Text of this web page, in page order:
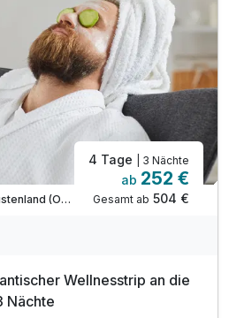
Barfuß-Kneipp-Pfad
Jahren = 42 € / Nacht
geschlossen
Ankaran, Slowenisches Küstenland (Obalno-kraska)
4 Tage | 3 Nächte
ab 252 €
Gesamt ab 504 €
Wellnesstrip an die
Nächte